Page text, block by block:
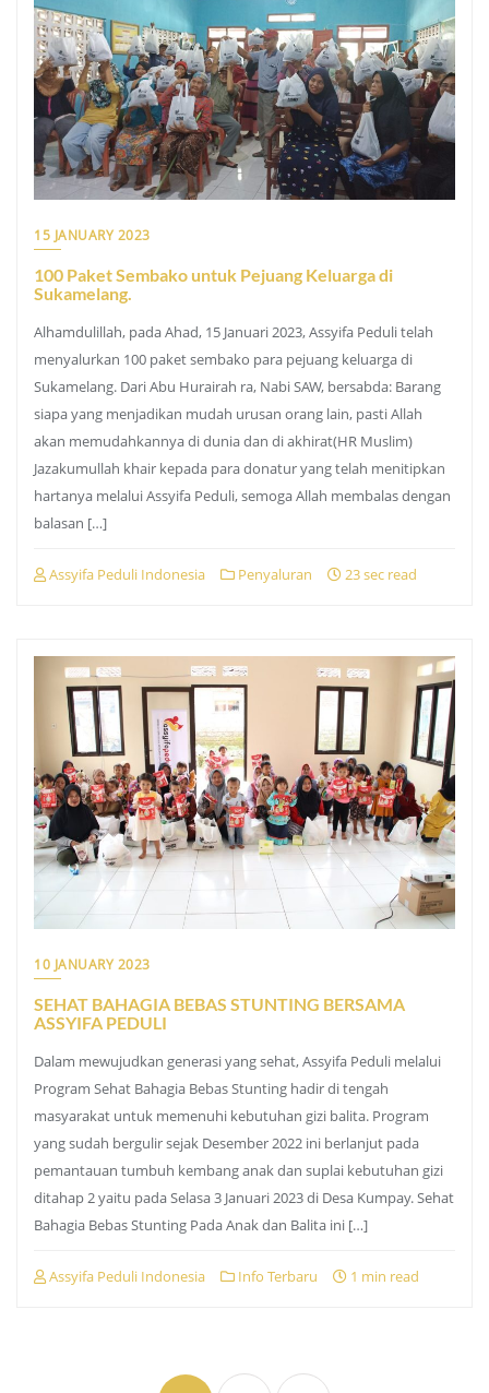
15 JANUARY 2023
100 Paket Sembako untuk Pejuang Keluarga di
Sukamelang.
Alhamdulillah, pada Ahad, 15 Januari 2023, Assyifa Peduli telah
menyalurkan 100 paket sembako para pejuang keluarga di
Sukamelang. Dari Abu Hurairah ra, Nabi SAW, bersabda: Barang
siapa yang menjadikan mudah urusan orang lain, pasti Allah
akan memudahkannya di dunia dan di akhirat(HR Muslim)
Jazakumullah khair kepada para donatur yang telah menitipkan
hartanya melalui Assyifa Peduli, semoga Allah membalas dengan
balasan […]
Assyifa Peduli Indonesia Penyaluran 23 sec read
10 JANUARY 2023
SEHAT BAHAGIA BEBAS STUNTING BERSAMA
ASSYIFA PEDULI
Dalam mewujudkan generasi yang sehat, Assyifa Peduli melalui
Program Sehat Bahagia Bebas Stunting hadir di tengah
masyarakat untuk memenuhi kebutuhan gizi balita. Program
yang sudah bergulir sejak Desember 2022 ini berlanjut pada
pemantauan tumbuh kembang anak dan suplai kebutuhan gizi
ditahap 2 yaitu pada Selasa 3 Januari 2023 di Desa Kumpay. Sehat
Bahagia Bebas Stunting Pada Anak dan Balita ini […]
Assyifa Peduli Indonesia Info Terbaru 1 min read